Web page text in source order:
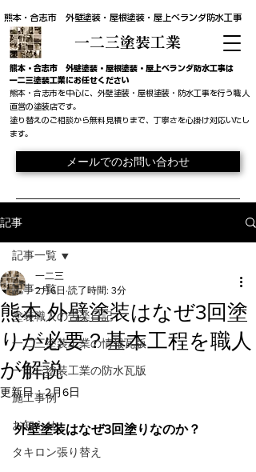
熊本・合志市 外壁塗装・屋根塗装・屋上ベランダ防水工事
一二三塗装工業
​熊本・合志市 外壁塗装・屋根塗装・屋上ベランダ防水工事は
一二三塗装工業にお任せください
熊本・合志市を中心に、外壁塗装・屋根塗装・防水工事を行う職人
直営の塗装店です。
​塗り替えのご相談から無料見積りまで、丁寧さを心掛け対応いたし
ます。
メールでのお問い合わせ
記事
記事一覧
塗装職人の苦楽日記
一二三塗装工業の情報瓦版
一二三塗装工業の防水瓦版
施工事例
お知らせ
タキロン張り替え
記事一覧
熊本 外壁塗装はなぜ3回塗
りが必要？基本工程を職人
が解説
一二三
2月6日 読了時間: 3分
更新日：2月6日
外壁塗装はなぜ3回塗りなのか？